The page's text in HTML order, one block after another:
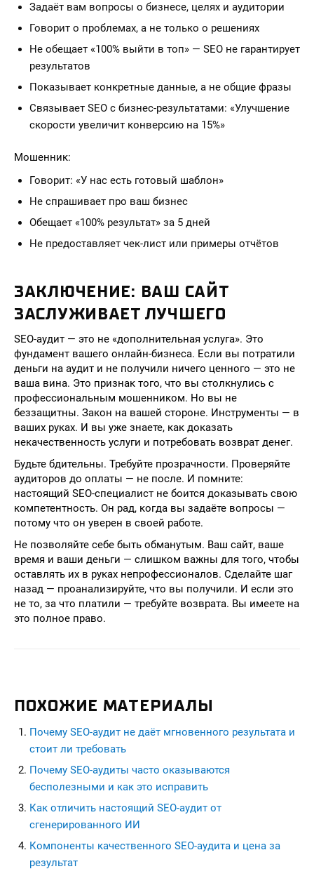
Задаёт вам вопросы о бизнесе, целях и аудитории
Говорит о проблемах, а не только о решениях
Не обещает «100% выйти в топ» — SEO не гарантирует
результатов
Показывает конкретные данные, а не общие фразы
Связывает SEO с бизнес-результатами: «Улучшение
скорости увеличит конверсию на 15%»
Мошенник:
Говорит: «У нас есть готовый шаблон»
Не спрашивает про ваш бизнес
Обещает «100% результат» за 5 дней
Не предоставляет чек-лист или примеры отчётов
ЗАКЛЮЧЕНИЕ: ВАШ САЙТ
ЗАСЛУЖИВАЕТ ЛУЧШЕГО
SEO-аудит — это не «дополнительная услуга». Это
фундамент вашего онлайн-бизнеса. Если вы потратили
деньги на аудит и не получили ничего ценного — это не
ваша вина. Это признак того, что вы столкнулись с
профессиональным мошенником. Но вы не
беззащитны. Закон на вашей стороне. Инструменты — в
ваших руках. И вы уже знаете, как доказать
некачественность услуги и потребовать возврат денег.
Будьте бдительны. Требуйте прозрачности. Проверяйте
аудиторов до оплаты — не после. И помните:
настоящий SEO-специалист не боится доказывать свою
компетентность. Он рад, когда вы задаёте вопросы —
потому что он уверен в своей работе.
Не позволяйте себе быть обманутым. Ваш сайт, ваше
время и ваши деньги — слишком важны для того, чтобы
оставлять их в руках непрофессионалов. Сделайте шаг
назад — проанализируйте, что вы получили. И если это
не то, за что платили — требуйте возврата. Вы имеете на
это полное право.
ПОХОЖИЕ МАТЕРИАЛЫ
Почему SEO-аудит не даёт мгновенного результата и
стоит ли требовать
Почему SEO-аудиты часто оказываются
бесполезными и как это исправить
Как отличить настоящий SEO-аудит от
сгенерированного ИИ
Компоненты качественного SEO-аудита и цена за
результат